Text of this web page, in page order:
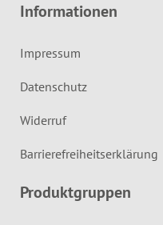
Informationen
Impressum
Datenschutz
Widerruf
Barrierefreiheitserklärung
Produktgruppen